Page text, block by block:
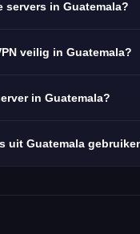
en TN23, doorgaans
servers in Guatemala?
automatisch
veilig in Guatemala?
in Guatemala?
snelheid in
uit Guatemala
bereikbaar met